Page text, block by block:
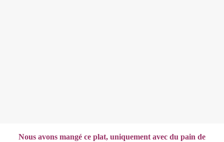
Nous avons mangé ce plat, uniquement avec du pain de